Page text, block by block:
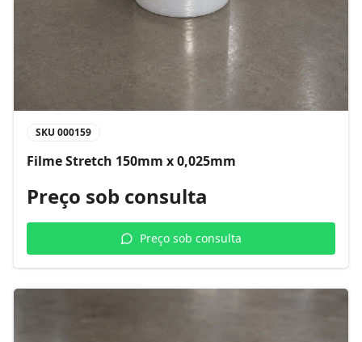
SKU 000159
Filme Stretch 150mm x 0,025mm
Preço sob consulta
Preço sob consulta